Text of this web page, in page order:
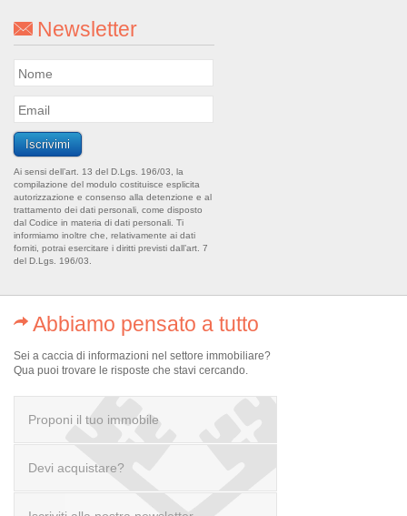
Newsletter
Ai sensi dell’art. 13 del D.Lgs. 196/03, la
compilazione del modulo costituisce esplicita
autorizzazione e consenso alla detenzione e al
trattamento dei dati personali, come disposto
dal Codice in materia di dati personali. Ti
informiamo inoltre che, relativamente ai dati
forniti, potrai esercitare i diritti previsti dall’art. 7
del D.Lgs. 196/03.
Abbiamo pensato a tutto
Sei a caccia di informazioni nel settore immobiliare?
Qua puoi trovare le risposte che stavi cercando.
Proponi il tuo immobile
Devi acquistare?
scrivi a info@realofficeitaly.com